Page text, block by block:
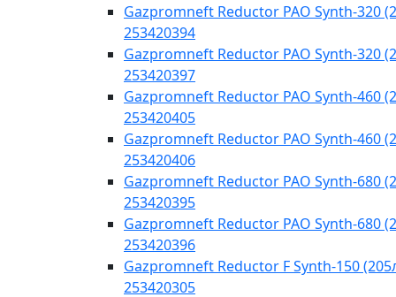
Gazpromneft Reductor PAO Synth-320
253420394
Gazpromneft Reductor PAO Synth-320
253420397
Gazpromneft Reductor PAO Synth-460
253420405
Gazpromneft Reductor PAO Synth-460
253420406
Gazpromneft Reductor PAO Synth-680
253420395
Gazpromneft Reductor PAO Synth-680
253420396
Gazpromneft Reductor F Synth-150
253420305